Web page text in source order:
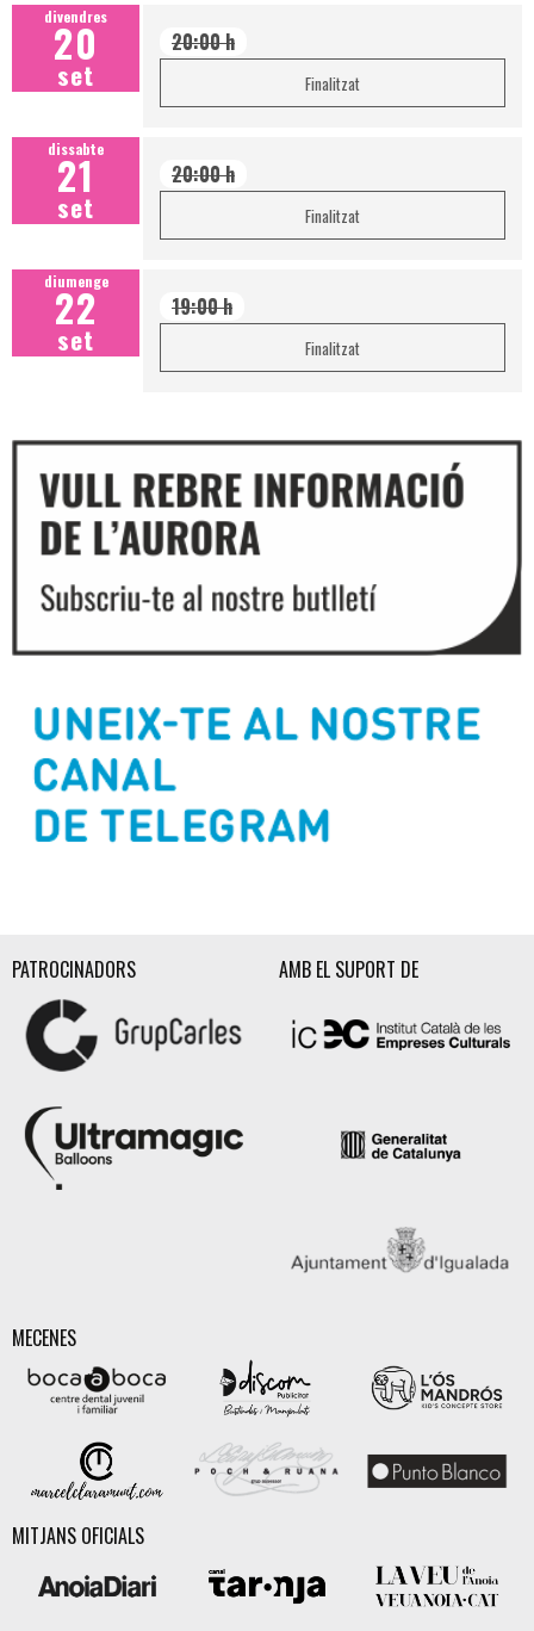
divendres
20
set
20:00 h
Finalitzat
dissabte
21
set
20:00 h
Finalitzat
diumenge
22
set
19:00 h
Finalitzat
PATROCINADORS AMB EL SUPORT DE
MECENES
MITJANS OFICIALS